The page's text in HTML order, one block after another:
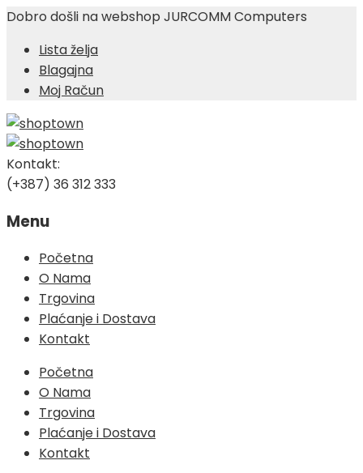
Dobro došli na webshop JURCOMM Computers
Lista želja
Blagajna
Moj Račun
Kontakt:
(+387) 36 312 333
Menu
Skip
content
Početna
O Nama
Trgovina
Plaćanje i Dostava
Kontakt
Početna
O Nama
Trgovina
Plaćanje i Dostava
Kontakt